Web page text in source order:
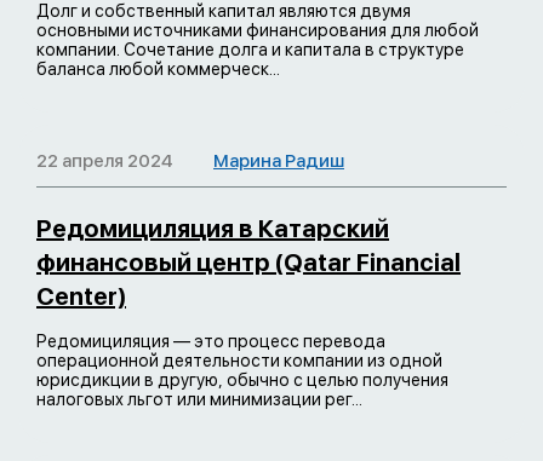
Долг и собственный капитал являются двумя
основными источниками финансирования для любой
компании. Сочетание долга и капитала в структуре
баланса любой коммерческ...
22 апреля 2024 Марина Радиш
Редомициляция в Катарский
финансовый центр (Qatar Financial
Center)
Редомициляция — это процесс перевода
операционной деятельности компании из одной
юрисдикции в другую, обычно с целью получения
налоговых льгот или минимизации рег...